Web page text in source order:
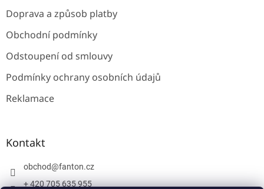
Doprava a způsob platby
Obchodní podmínky
Odstoupení od smlouvy
Podmínky ochrany osobních údajů
Reklamace
Kontakt
obchod@fanton.cz
+ 420 705 635 955